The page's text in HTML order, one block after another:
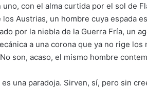
uno, con el alma curtida por el sol de
Austrias, un hombre cuya espada
por la niebla de la Guerra Fría, un
a una corona que ya no rige
son, acaso, el mismo hombre
una paradoja. Sirven, sí, pero sin